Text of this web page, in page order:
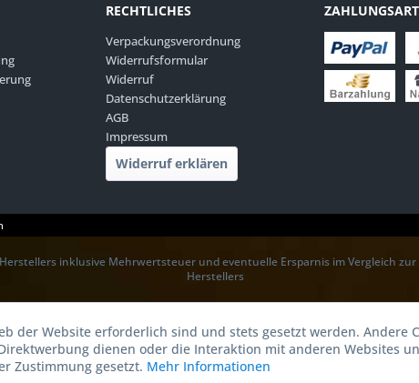
RECHTLICHES
Verpackungsverordnung
Widerrufsformular
Widerruf
Datenschutzerklärung
AGB
Impressum
Widerruf erklären
inklusive Mehrwertsteuer und eventuelle Ersparnis im Vergleich
Herstellers
der Website erforderlich sind und stets gesetzt werden. Andere
dienen oder die Interaktion mit anderen Websites
Zustimmung gesetzt. Mehr Informationen